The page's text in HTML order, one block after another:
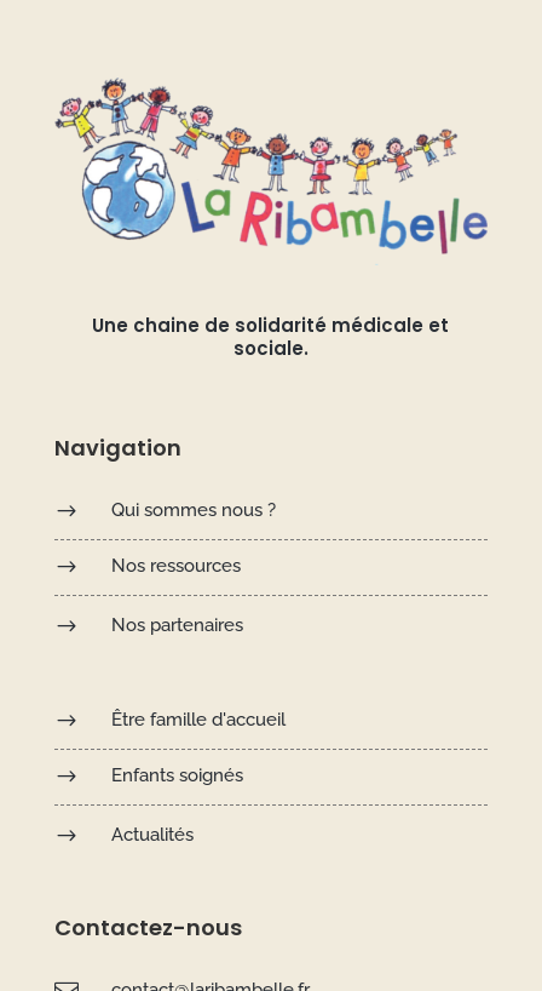
Une chaine de solidarité médicale et
sociale.
Navigation
$ Qui sommes nous ?
$ Nos ressources
$ Nos partenaires
$ Être famille d'accueil
$ Enfants soignés
$ Actualités
Contactez-nous